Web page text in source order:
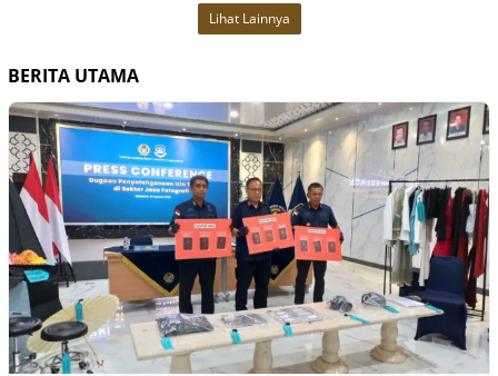
Lihat Lainnya
BERITA UTAMA